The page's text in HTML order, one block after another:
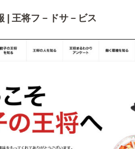
| 王将フ－ドサ－ビス